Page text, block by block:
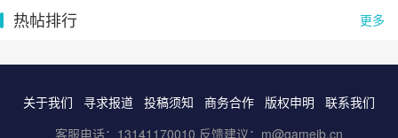
更多
热帖排行
关于我们 寻求报道 投稿须知 商务合作 版权申明
联系我们
客服电话：13141170010 反馈建议：m@gameib.cn